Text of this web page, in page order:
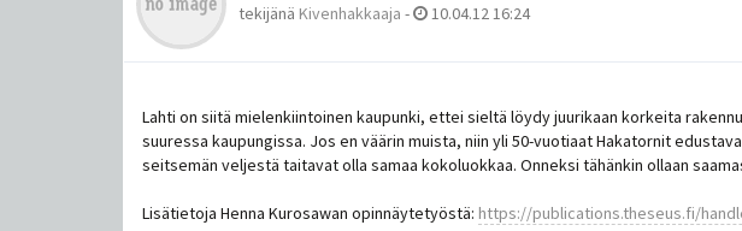
tekijänä Kivenhakkaaja - 10.04.12 16:24
Lahti on siitä mielenkiintoinen kaupunki, ettei sieltä löydy juurikaan korkeita
suuressa kaupungissa. Jos en väärin muista, niin yli 50-vuotiaat Hakatornit
seitsemän veljestä taitavat olla samaa kokoluokkaa. Onneksi tähänkin ollaan
Lisätietoja Henna Kurosawan opinnäytetyöstä: https://publications.theseus.fi/